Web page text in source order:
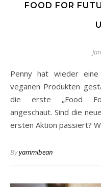
FOOD FOR
Penny hat wieder eine riesige Aktion mit ganz vielen
veganen Produkten
die erste „Food For
angeschaut. Sind die
ersten Aktion passiert?
Byyammibean